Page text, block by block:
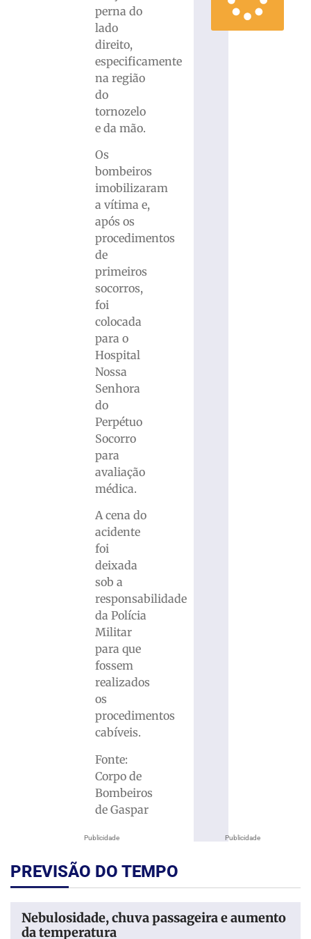
Publicidade
perna do
lado
direito,
especificamente
na região
do
tornozelo
e da mão.
Os
bombeiros
imobilizaram
a vítima e,
após os
procedimentos
de
primeiros
socorros,
foi
colocada
para o
Hospital
Nossa
Senhora
do
Perpétuo
Socorro
para
avaliação
médica.
A cena do
acidente
foi
deixada
sob a
responsabilidade
da Polícia
Militar
para que
fossem
realizados
os
procedimentos
cabíveis.
Fonte:
Corpo de
Bombeiros
de Gaspar
Publicidade
PREVISÃO DO TEMPO
Nebulosidade, chuva passageira e aumento
da temperatura